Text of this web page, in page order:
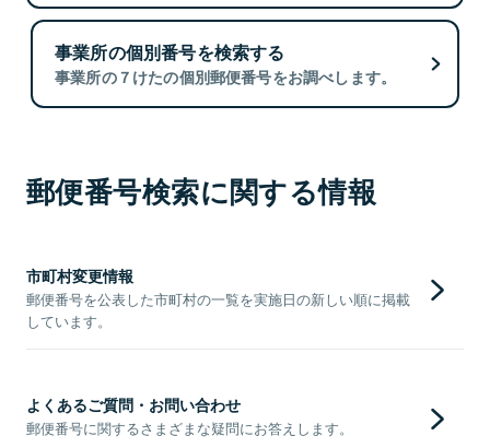
事業所の個別番号を検索する
事業所の７けたの個別郵便番号をお調べします。
郵便番号検索に関する情報
市町村変更情報
郵便番号を公表した市町村の一覧を実施日の新しい順に掲載
しています。
よくあるご質問・お問い合わせ
郵便番号に関するさまざまな疑問にお答えします。